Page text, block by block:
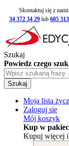
Skontaktuj się z nami:
34 372 34 29 lub 605
Szukaj
Powiedz czego
Szukaj
Moja lista
Zaloguj się
Mój koszyk
Kup w
Kupuj więcej i